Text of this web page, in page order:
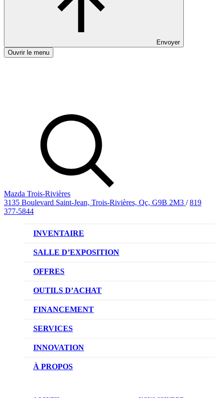
Envoyer
Ouvrir le menu
Mazda Trois-Rivières
3135 Boulevard Saint-Jean, Trois-Rivières, Qc, G9B 2M3 / 819
377-5844
INVENTAIRE
VÉHICULES NEUFS
VÉHICULES D’OCCASION
SALLE D’EXPOSITION
OFFRES
OFFRES DU CONCESSIONNAIRE
OUTILS D’ACHAT
CONFIGUREZ VOTRE VÉHICULE
RÉSERVEZ UN ESSAI ROUTIER
DEMANDEZ UN PRIX
FINANCEMENT
NOTRE DIFFÉRENCE
DEMANDE DE CRÉDIT AUTO
SERVICES
NOTRE PROMESSE
PRENDRE UN RENDEZ-VOUS
INNOVATION
TECHNOLOGIE SKYACTIV
À PROPOS